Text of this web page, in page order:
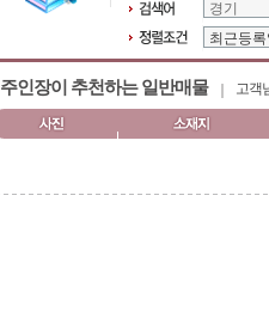
주인장이 추천하는 일반매물 고객